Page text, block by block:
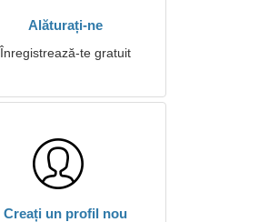
Alăturați-ne
Înregistrează-te gratuit
Creați un profil nou